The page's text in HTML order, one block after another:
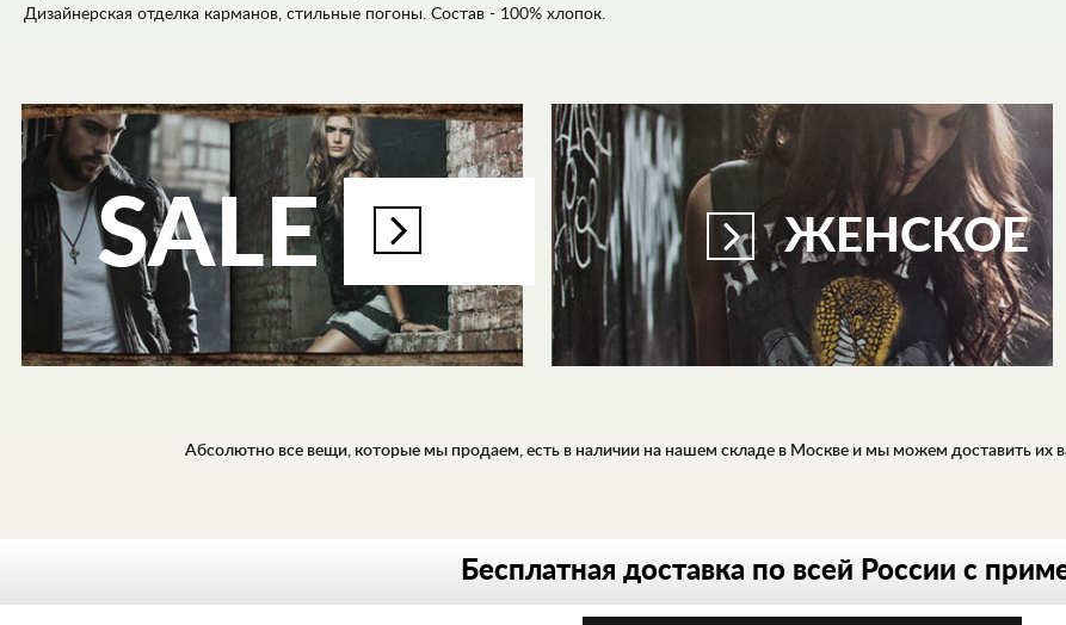
Дизайнерская отделка карманов, стильные погоны. Состав - 100% хлопок.
SALE ЖЕНСКОЕ
Абсолютно все вещи, которые мы продаем, есть в наличии на нашем складе в Москве и мы можем доставить их
Бесплатная доставка по всей России с